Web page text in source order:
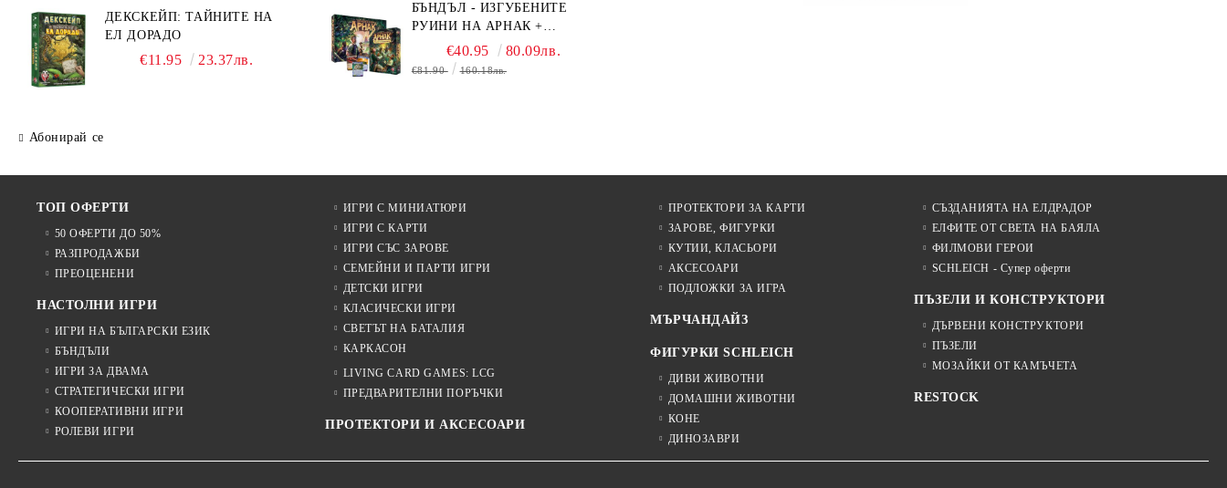
ДЕКСКЕЙП: ТАЙНИТЕ НА
ЕЛ ДОРАДО
€11.95 23.37лв.
Абонирай се
БЪНДЪЛ - ИЗГУБЕНИТЕ
РУИНИ НА АРНАК +
ВОДАЧИ НА ЕКСПЕДИЦИИ
+ ПРОМО КАРТИ
€40.95 80.09лв.
€81.90 160.18лв.
ТОП ОФЕРТИ
50 ОФЕРТИ ДО 50%
РАЗПРОДАЖБИ
ПРЕОЦЕНЕНИ
НАСТОЛНИ ИГРИ
ИГРИ НА БЪЛГАРСКИ ЕЗИК
БЪНДЪЛИ
ИГРИ ЗА ДВАМА
СТРАТЕГИЧЕСКИ ИГРИ
КООПЕРАТИВНИ ИГРИ
РОЛЕВИ ИГРИ
ИГРИ С МИНИАТЮРИ
ИГРИ С КАРТИ
ИГРИ СЪС ЗАРОВЕ
СЕМЕЙНИ И ПАРТИ ИГРИ
ДЕТСКИ ИГРИ
КЛАСИЧЕСКИ ИГРИ
СВЕТЪТ НА БАТАЛИЯ
КАРКАСОН
LIVING CARD GAMES: LCG
ПРЕДВАРИТЕЛНИ ПОРЪЧКИ
ПРОТЕКТОРИ И АКСЕСОАРИ
ПРОТЕКТОРИ ЗА КАРТИ
ЗАРОВЕ, ФИГУРКИ
КУТИИ, КЛАСЬОРИ
АКСЕСОАРИ
ПОДЛОЖКИ ЗА ИГРА
МЪРЧАНДАЙЗ
ФИГУРКИ SCHLEICH
ДИВИ ЖИВОТНИ
ДОМАШНИ ЖИВОТНИ
КОНЕ
ДИНОЗАВРИ
СЪЗДАНИЯТА НА ЕЛДРАДОР
ЕЛФИТЕ ОТ СВЕТА НА БАЯЛА
ФИЛМОВИ ГЕРОИ
SCHLEICH - Супер оферти
ПЪЗЕЛИ И КОНСТРУКТОРИ
ДЪРВЕНИ КОНСТРУКТОРИ
ПЪЗЕЛИ
МОЗАЙКИ ОТ КАМЪЧЕТА
RESTOCK